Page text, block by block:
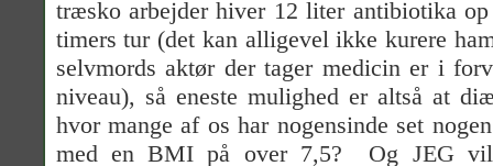
træsko arbejder hiver 12 liter antibiotika
timers tur (det kan alligevel ikke kurere
selvmords aktør der tager medicin er i
niveau), så eneste mulighed er altså at
hvor mange af os har nogensinde set
med en BMI på over 7,5?
Og JEG